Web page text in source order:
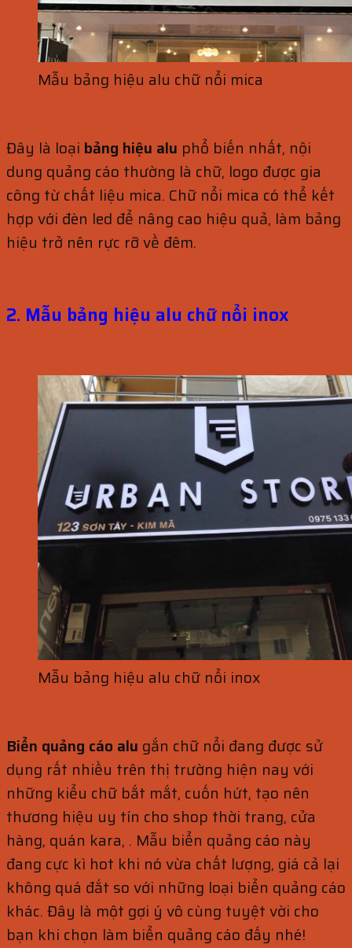
Mẫu bảng hiệu alu chữ nổi mica
Đây là loại bảng hiệu alu phổ biến nhất, nội
dung quảng cáo thường là chữ, logo được gia
công từ chất liệu mica. Chữ nổi mica có thể kết
hợp với đèn led để nâng cao hiệu quả, làm bảng
hiệu trở nên rực rỡ về đêm.
2. Mẫu bảng hiệu alu chữ nổi inox
Mẫu bảng hiệu alu chữ nổi inox
Biển quảng cáo alu gắn chữ nổi đang được sử
dụng rất nhiều trên thị trường hiện nay với
những kiểu chữ bắt mắt, cuốn hứt, tạo nên
thương hiệu uy tín cho shop thời trang, cửa
hàng, quán kara, . Mẫu biển quảng cáo này
đang cực kì hot khi nó vừa chất lượng, giá cả lại
không quá đắt so với những loại biển quảng cáo
khác. Đây là một gợi ý vô cùng tuyệt vời cho
bạn khi chọn làm biển quảng cáo đấy nhé!